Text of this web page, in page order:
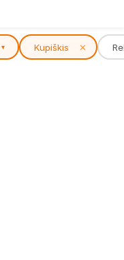
▾ Kupiškis ✕